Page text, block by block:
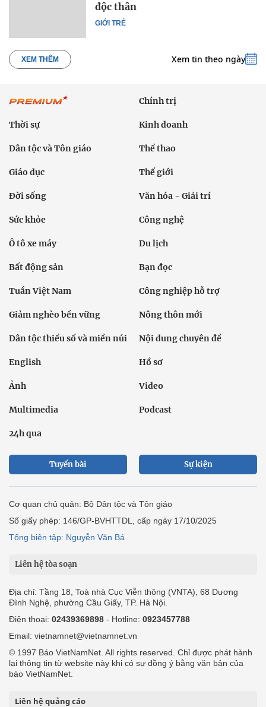
GIỚI TRẺ
độc thân
XEM THÊM Xem tin theo ngày
Chính trị
Thời sự Kinh doanh
Dân tộc và Tôn giáo Thể thao
Giáo dục Thế giới
Đời sống Văn hóa - Giải trí
Sức khỏe Công nghệ
Ô tô xe máy Du lịch
Bất động sản Bạn đọc
Tuần Việt Nam Công nghiệp hỗ trợ
Giảm nghèo bền vững Nông thôn mới
Dân tộc thiểu số và miền núi Nội dung chuyên đề
English Hồ sơ
Ảnh Video
Multimedia Podcast
24h qua
Tuyến bài Sự kiện
Cơ quan chủ quản: Bộ Dân tộc và Tôn giáo
Số giấy phép: 146/GP-BVHTTDL, cấp ngày 17/10/2025
Tổng biên tập: Nguyễn Văn Bá
Liên hệ tòa soạn
Địa chỉ: Tầng 18, Toà nhà Cục Viễn thông (VNTA), 68 Dương
Đình Nghệ, phường Cầu Giấy, TP. Hà Nội.
Điện thoại: 02439369898 - Hotline: 0923457788
Email: vietnamnet@vietnamnet.vn
© 1997 Báo VietNamNet. All rights reserved. Chỉ được phát hành
lại thông tin từ website này khi có sự đồng ý bằng văn bản của
báo VietNamNet.
Liên hệ quảng cáo